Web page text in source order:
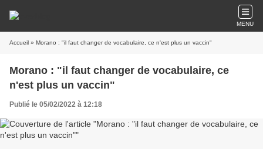
MENU
Accueil » Morano : "il faut changer de vocabulaire, ce n'est plus un vaccin"
Morano : "il faut changer de vocabulaire, ce
n'est plus un vaccin"
Publié le 05/02/2022 à 12:18